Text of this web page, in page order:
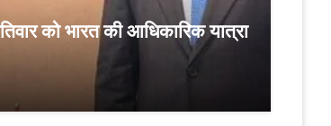
को भारत की आधिकारिक यात्रा